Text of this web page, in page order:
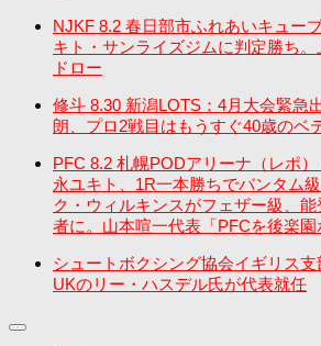
NJKF 8.2 春日部市ふれあいキュー
キト・サンライズジムに判定勝ち
ドロー
修斗 8.30 新潟LOTS：4月大会緊急
朗、プロ2戦目はもうすぐ40歳のベ
PFC 8.2 札幌PODアリーナ（レポ）
永ユキト、1R一本勝ちでバンタム
ク・ウィルキンスがフェザー級、
者に。山本喧一代表「PFCを後楽園
シュートボクシング協会イギリス
UKのリー・ハスデル氏が代表就任